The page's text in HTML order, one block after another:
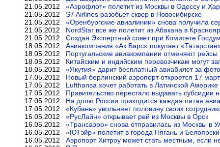
21.05.2012 «Аэрофлот» полетит из Москвы в Одессу и
21.05.2012 S7 Airlines разобьет сквер в Новосибирске
21.05.2012 «Оренбургские авиалинии» снова получила
21.05.2012 NordStar все же полетит из Абакана в
21.05.2012 Создан Экспертный совет при Комитете
18.05.2012 Авиакомпания «Ак Барс» покупает
18.05.2012 Португальские авиакомпании отменяют рейсы
18.05.2012 Китайским и индийским перевозчикам могут
18.05.2012 «Якутия» дарит бесплатный авиабилет за
17.05.2012 Новый берлинский аэропорт откроется 17
17.05.2012 Lufthansa хочет работать в Латинской Америке
17.05.2012 Правительство перестало выдавать субсидии
17.05.2012 На долю России приходится каждая пятая
17.05.2012 «Кубань» увольняет половину своих
16.05.2012 «РусЛайн» открывает рей из Москвы в Орск
16.05.2012 «Трансаэро» снова отправилась из Москвы в
16.05.2012 «ЮТэйр» полетит в города Нягань и
16.05.2012 Аэропорт Хитроу может стать местным, если